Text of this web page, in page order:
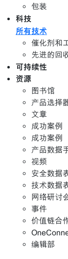
包装
科技
所有技术
催化剂和
先进的回
可持续性
资源
图书馆
产品选择
文章
成功案例
成功案例
产品数据
视频
安全数据
技术数据
网络研讨
事件
价值链合
编辑部